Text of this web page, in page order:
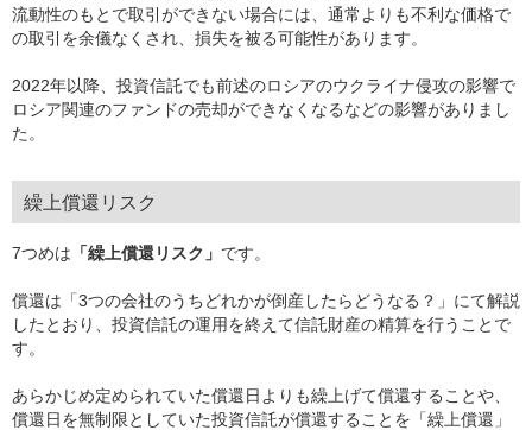
流動性のもとで取引ができない場合には、通常よりも不利な価格で
の取引を余儀なくされ、損失を被る可能性があります。
2022年以降、投資信託でも前述のロシアのウクライナ侵攻の影響で
ロシア関連のファンドの売却ができなくなるなどの影響がありまし
た。
繰上償還リスク
7つめは 「繰上償還リスク」 です。
償還は「3つの会社のうちどれかが倒産したらどうなる？」にて解説
したとおり、投資信託の運用を終えて信託財産の精算を行うことで
す。
あらかじめ定められていた償還日よりも繰上げて償還することや、
償還日を無制限としていた投資信託が償還することを「繰上償還」